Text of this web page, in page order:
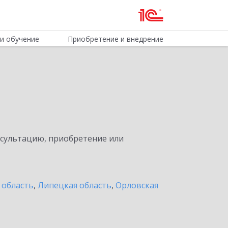
обучение Приобретение и внедрение
приобретение или
, Липецкая область, Орловская